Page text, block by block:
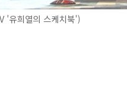
'유희열의 스케치북')